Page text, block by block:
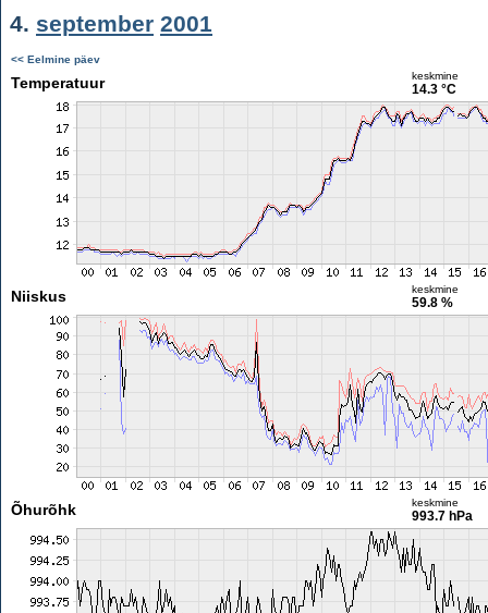
4. september 2001
<< Eelmine päev
Temperatuur keskmine
14.3 °C
Niiskus keskmine
59.8 %
Õhurõhk keskmine
993.7 hPa